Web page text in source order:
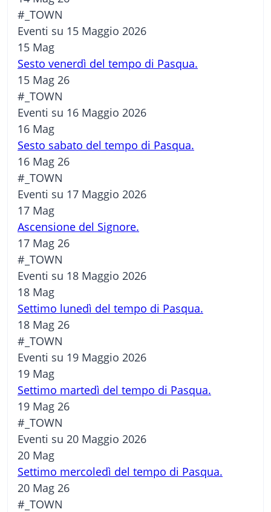
#_TOWN
Eventi su 15 Maggio 2026
15 Mag
Sesto venerdì del tempo di Pasqua.
15 Mag 26
#_TOWN
Eventi su 16 Maggio 2026
16 Mag
Sesto sabato del tempo di Pasqua.
16 Mag 26
#_TOWN
Eventi su 17 Maggio 2026
17 Mag
Ascensione del Signore.
17 Mag 26
#_TOWN
Eventi su 18 Maggio 2026
18 Mag
Settimo lunedì del tempo di Pasqua.
18 Mag 26
#_TOWN
Eventi su 19 Maggio 2026
19 Mag
Settimo martedì del tempo di Pasqua.
19 Mag 26
#_TOWN
Eventi su 20 Maggio 2026
20 Mag
Settimo mercoledì del tempo di Pasqua.
20 Mag 26
#_TOWN